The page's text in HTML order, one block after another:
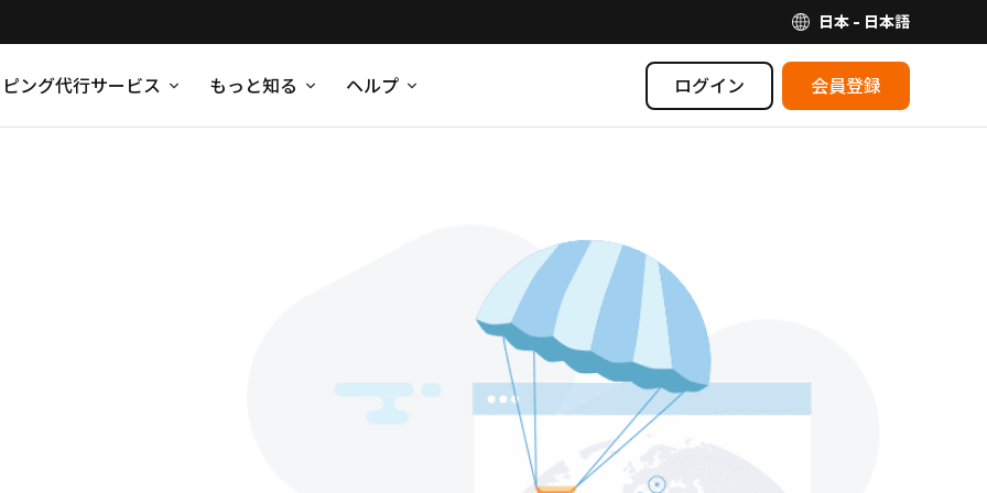
日本 - 日本語
ング代行サービス もっと知る ヘルプ ログイン 会員登録